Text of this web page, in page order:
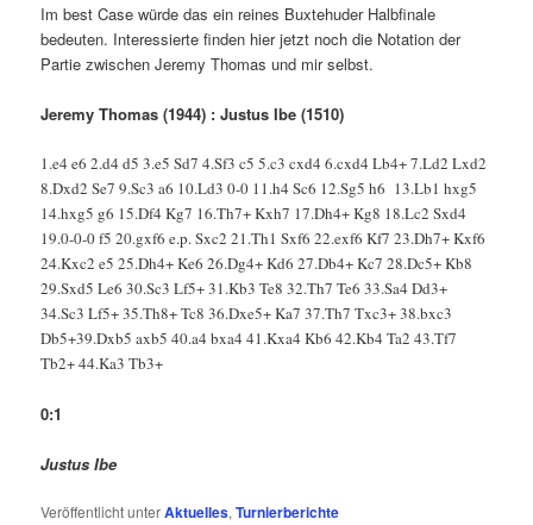
Im best Case würde das ein reines Buxtehuder Halbfinale
bedeuten. Interessierte finden hier jetzt noch die Notation der
Partie zwischen Jeremy Thomas und mir selbst.
Jeremy Thomas (1944) : Justus Ibe (1510)
1.e4 e6 2.d4 d5 3.e5 Sd7 4.Sf3 c5 5.c3 cxd4 6.cxd4 Lb4+ 7.Ld2 Lxd2
8.Dxd2 Se7 9.Sc3 a6 10.Ld3 0-0 11.h4 Sc6 12.Sg5 h6 13.Lb1 hxg5
14.hxg5 g6 15.Df4 Kg7 16.Th7+ Kxh7 17.Dh4+ Kg8 18.Lc2 Sxd4
19.0-0-0 f5 20.gxf6 e.p. Sxc2 21.Th1 Sxf6 22.exf6 Kf7 23.Dh7+ Kxf6
24.Kxc2 e5 25.Dh4+ Ke6 26.Dg4+ Kd6 27.Db4+ Kc7 28.Dc5+ Kb8
29.Sxd5 Le6 30.Sc3 Lf5+ 31.Kb3 Te8 32.Th7 Te6 33.Sa4 Dd3+
34.Sc3 Lf5+ 35.Th8+ Tc8 36.Dxe5+ Ka7 37.Th7 Txc3+ 38.bxc3
Db5+39.Dxb5 axb5 40.a4 bxa4 41.Kxa4 Kb6 42.Kb4 Ta2 43.Tf7
Tb2+ 44.Ka3 Tb3+
0:1
Justus Ibe
Veröffentlicht unterAktuelles,Turnierberichte